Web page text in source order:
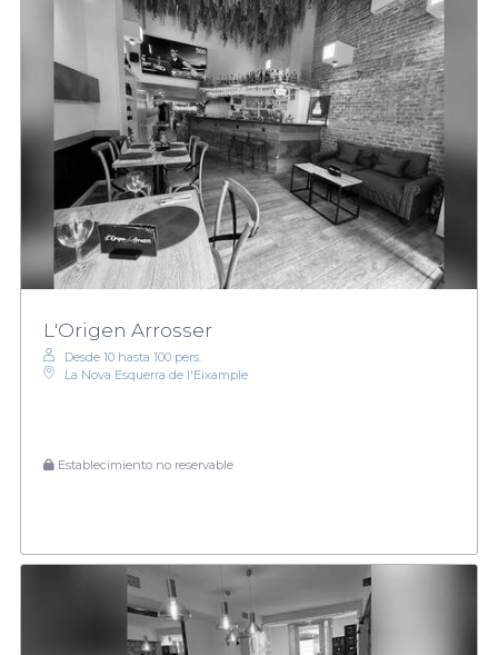
L'Origen Arrosser
Desde 10 hasta 100 pers.
La Nova Esquerra de l'Eixample
Establecimiento no reservable